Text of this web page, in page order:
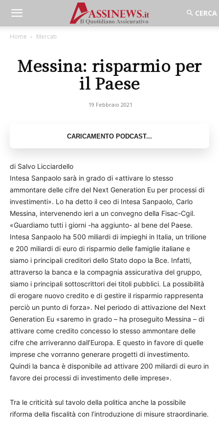
Home Mercati
Messina: risparmio per
il Paese
19 Febbraio 2021
di Salvo Licciardello
Intesa Sanpaolo sarà in grado di «attivare lo stesso
ammontare delle cifre del Next Generation Eu per processi di
investimenti». Lo ha detto il ceo di Intesa Sanpaolo, Carlo
Messina, intervenendo ieri a un convegno della Fisac-Cgil.
«Guardiamo tutti i giorni -ha aggiunto- al bene del Paese.
Intesa Sanpaolo ha 500 miliardi di impieghi in Italia, un trilione
e 200 miliardi di euro di risparmio delle famiglie italiane e
siamo i principali creditori dello Stato dopo la Bce. Infatti,
attraverso la banca e la compagnia assicurativa del gruppo,
siamo i principali sottoscrittori dei titoli pubblici. La possibilità
di erogare nuovo credito e di gestire il risparmio rappresenta
perciò un punto di forza». Nel periodo di attivazione del Next
Generation Eu «saremo in grado – ha proseguito Messina – di
attivare come credito concesso lo stesso ammontare delle
cifre che arriveranno dall’Europa. E questo in favore di quelle
imprese che vorranno generare progetti di investimento.
Quindi la banca è disponibile ad attivare 200 miliardi di euro in
favore dei processi di investimento delle imprese».
Tra le criticità sul tavolo della politica anche la possibile
riforma della fiscalità con l’introduzione di misure straordinarie.